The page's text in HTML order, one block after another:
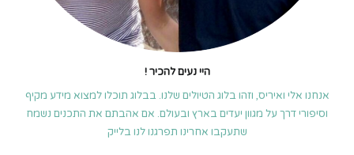
היי נעים להכיר !
אנחנו אלי ואיריס, וזהו בלוג הטיולים שלנו. בבלוג תוכלו למצוא מידע מקיף
וסיפורי דרך על מגוון יעדים בארץ ובעולם. אם אהבתם את התכנים נשמח
שתעקבו אחרינו תפרגנו לנו בלייק